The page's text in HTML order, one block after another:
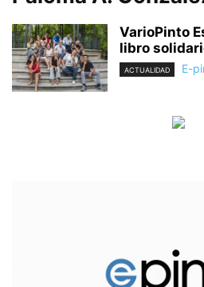
VarioPinto
libro
ACTUALIDAD E-